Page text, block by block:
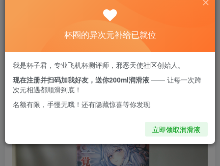
GXP的觉醒子宫
一个硬度较高的白色子宫类飞机杯，看着很特殊。
杯圈的异次元补给已就位
我是杯子君，专业飞机杯测评师，邪恶天使社区创始人。
现在注册并扫码加我好友，送你200ml润滑液 —— 让每一次跨
次元相遇都顺滑到底！
名额有限，手慢无哦！还有隐藏惊喜等你发现
立即领取润滑液